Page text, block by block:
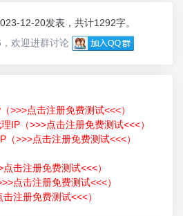
12-20发表，共计1292字。
欢迎进群讨论
>>>点击注册免费测试<<<）
IP（>>>点击注册免费测试<<<）
>>>点击注册免费测试<<<）
击注册免费测试<<<）
点击注册免费测试<<<）
注册免费测试<<<）